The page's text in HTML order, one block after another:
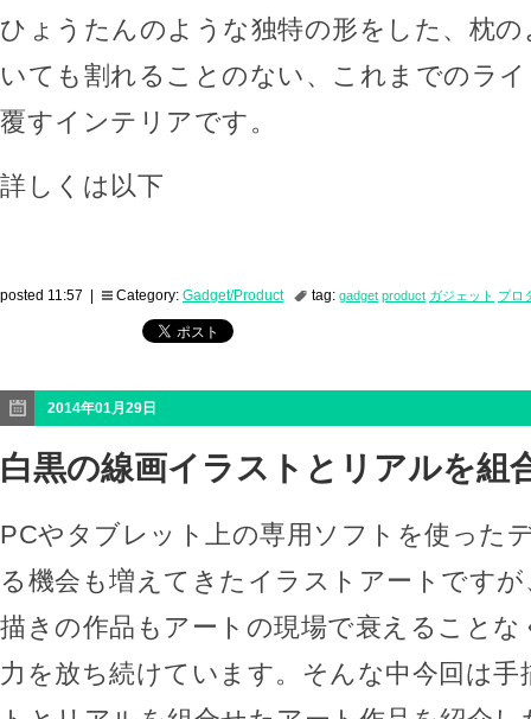
ひょうたんのような独特の形をした、枕
いても割れることのない、これまでのラ
覆すインテリアです。
詳しくは以下
posted 11:57 | Category: Gadget/Product tag: gadget product ガジェット プロ
2014年01月29日
白黒の線画イラストとリアルを組
PCやタブレット上の専用ソフトを使った
る機会も増えてきたイラストアートです
描きの作品もアートの現場で衰えることな
力を放ち続けています。そんな中今回は手